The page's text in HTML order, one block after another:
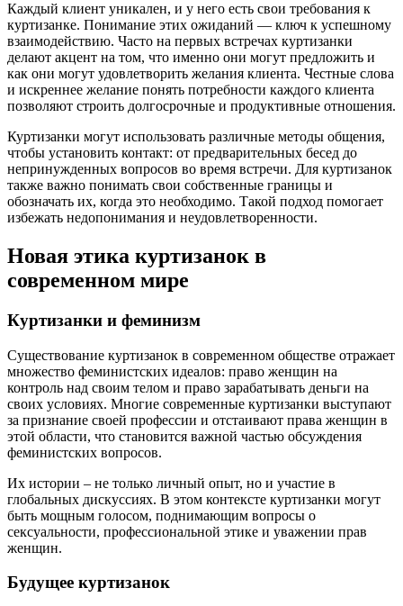
Каждый клиент уникален, и у него есть свои требования к
куртизанке. Понимание этих ожиданий — ключ к успешному
взаимодействию. Часто на первых встречах куртизанки
делают акцент на том, что именно они могут предложить и
как они могут удовлетворить желания клиента. Честные слова
и искреннее желание понять потребности каждого клиента
позволяют строить долгосрочные и продуктивные отношения.
Куртизанки могут использовать различные методы общения,
чтобы установить контакт: от предварительных бесед до
непринужденных вопросов во время встречи. Для куртизанок
также важно понимать свои собственные границы и
обозначать их, когда это необходимо. Такой подход помогает
избежать недопонимания и неудовлетворенности.
Новая этика куртизанок в
современном мире
Куртизанки и феминизм
Существование куртизанок в современном обществе отражает
множество феминистских идеалов: право женщин на
контроль над своим телом и право зарабатывать деньги на
своих условиях. Многие современные куртизанки выступают
за признание своей профессии и отстаивают права женщин в
этой области, что становится важной частью обсуждения
феминистских вопросов.
Их истории – не только личный опыт, но и участие в
глобальных дискуссиях. В этом контексте куртизанки могут
быть мощным голосом, поднимающим вопросы о
сексуальности, профессиональной этике и уважении прав
женщин.
Будущее куртизанок